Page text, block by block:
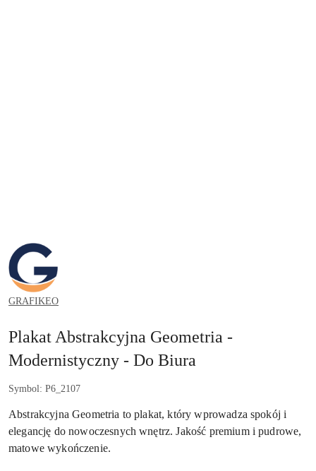
GRAFIKEO.PL
GRAFIKEO
Plakat Abstrakcyjna Geometria -
Modernistyczny - Do Biura
Symbol: P6_2107
Abstrakcyjna Geometria to plakat, który wprowadza spokój i
elegancję do nowoczesnych wnętrz. Jakość premium i pudrowe,
matowe wykończenie.